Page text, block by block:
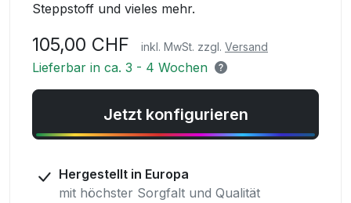
gallery
Steppstoff und vieles mehr.
105,00 CHF inkl. MwSt. zzgl. Versand
Lieferbar in ca. 3 - 4 Wochen
Jetzt konfigurieren
Hergestellt in Europa
mit höchster Sorgfalt und Qualität